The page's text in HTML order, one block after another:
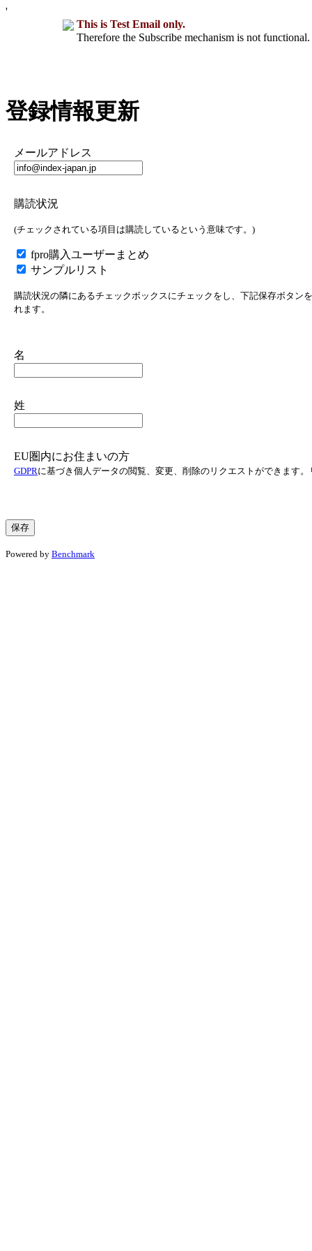
'
This is Test Email only.
Therefore the Subscribe mechanism is not
登録情報更新
メールアドレス
購読状況
(チェックされている項目は購読しているという意味です。)
fpro購入ユーザーまとめ
サンプルリスト
購読状況の隣にあるチェックボックスにチェックをし、下記保存ボタ
れます。
名
姓
EU圏内にお住まいの方
GDPRに基づき個人データの閲覧、変更、削除のリクエストができます
Powered by Benchmark